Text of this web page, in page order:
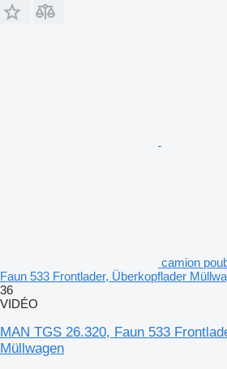
camion
Faun 533 Frontlader, Überkopflader
36
VIDÉO
MAN TGS 26.320, Faun 533
Müllwagen